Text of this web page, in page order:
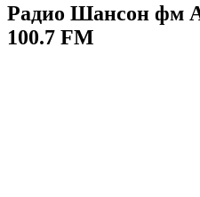
Радио Шансон фм
100.7 FM